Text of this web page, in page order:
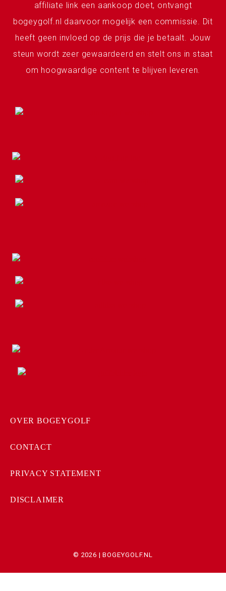
affiliate link een aankoop doet, ontvangt
bogeygolf.nl daarvoor mogelijk een commissie. Dit
heeft geen invloed op de prijs die je betaalt. Jouw
steun wordt zeer gewaardeerd en stelt ons in staat
om hoogwaardige content te blijven leveren.
OVER BOGEYGOLF
CONTACT
PRIVACY STATEMENT
DISCLAIMER
© 2026 | BOGEYGOLF.NL